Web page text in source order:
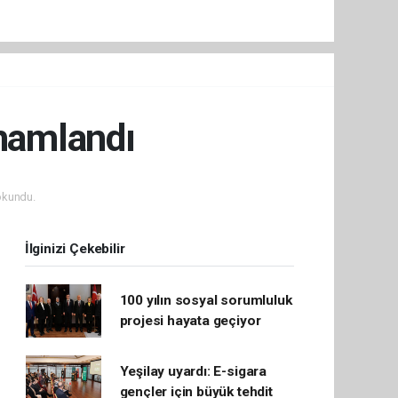
İlginizi Çekebilir
100 yılın sosyal sorumluluk
projesi hayata geçiyor
Yeşilay uyardı: E-sigara
gençler için büyük tehdit